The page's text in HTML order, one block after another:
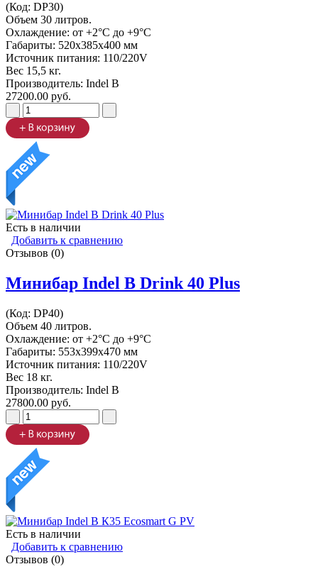
(Код: DP30)
Объем 30 литров.
Охлаждение: от +2°C до +9°C
Габариты: 520х385х400 мм
Источник питания: 110/220V
Вес 15,5 кг.
Производитель: Indel B
27200.00 руб.
Есть в наличии
Добавить к сравнению
Отзывов (0)
Минибар Indel B Drink 40 Plus
(Код: DP40)
Объем 40 литров.
Охлаждение: от +2°C до +9°C
Габариты: 553х399х470 мм
Источник питания: 110/220V
Вес 18 кг.
Производитель: Indel B
27800.00 руб.
Есть в наличии
Добавить к сравнению
Отзывов (0)